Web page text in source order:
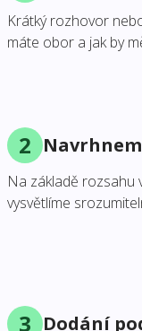
Krátký rozhovor
máte obor a jak by
2
Na základě rozsahu
vysvětlíme
3 Dodání